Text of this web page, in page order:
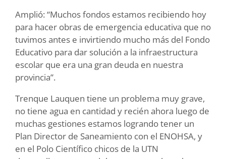
Amplió: “Muchos fondos estamos recibiendo hoy
para hacer obras de emergencia educativa que no
tuvimos antes e invirtiendo mucho más del Fondo
Educativo para dar solución a la infraestructura
escolar que era una gran deuda en nuestra
provincia”.
Trenque Lauquen tiene un problema muy grave,
no tiene agua en cantidad y recién ahora luego de
muchas gestiones estamos logrando tener un
Plan Director de Saneamiento con el ENOHSA, y
en el Polo Científico chicos de la UTN